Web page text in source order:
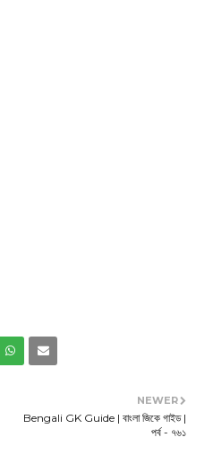
NEWER
Bengali GK Guide | বাংলা জিকে গাইড |
পর্ব - ৭৬১